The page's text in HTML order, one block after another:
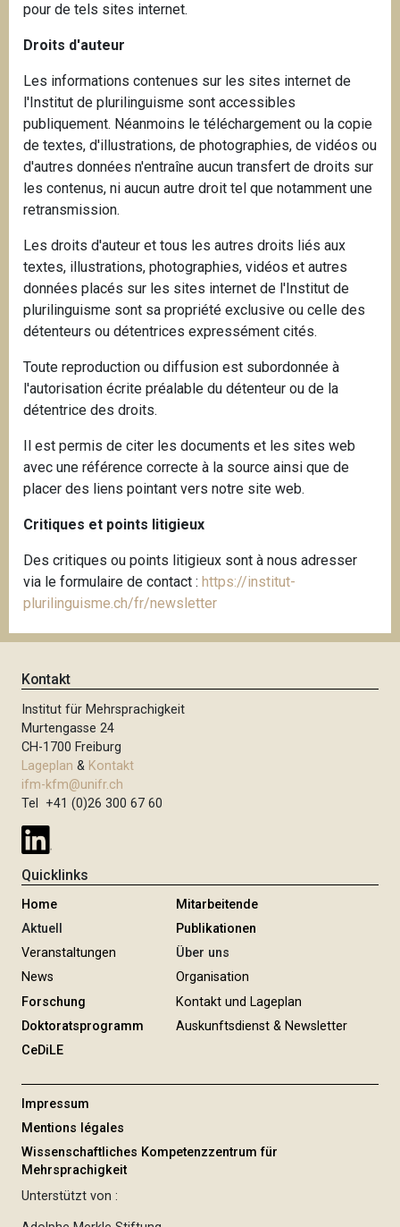
pour de tels sites internet.
Droits d'auteur
Les informations contenues sur les sites internet de
l'Institut de plurilinguisme sont accessibles
publiquement. Néanmoins le téléchargement ou la copie
de textes, d'illustrations, de photographies, de vidéos ou
d'autres données n'entraîne aucun transfert de droits sur
les contenus, ni aucun autre droit tel que notamment une
retransmission.
Les droits d'auteur et tous les autres droits liés aux
textes, illustrations, photographies, vidéos et autres
données placés sur les sites internet de l'Institut de
plurilinguisme sont sa propriété exclusive ou celle des
détenteurs ou détentrices expressément cités.
Toute reproduction ou diffusion est subordonnée à
l'autorisation écrite préalable du détenteur ou de la
détentrice des droits.
Il est permis de citer les documents et les sites web
avec une référence correcte à la source ainsi que de
placer des liens pointant vers notre site web.
Critiques et points litigieux
Des critiques ou points litigieux sont à nous adresser
via le formulaire de contact : https://institut-
plurilinguisme.ch/fr/newsletter
Kontakt
Institut für Mehrsprachigkeit
Murtengasse 24
CH-1700 Freiburg
Lageplan & Kontakt
ifm-kfm@unifr.ch
Tel +41 (0)26 300 67 60
Quicklinks
Home
Aktuell
Veranstaltungen
News
Forschung
Doktoratsprogramm
CeDiLE
Mitarbeitende
Publikationen
Über uns
Organisation
Kontakt und Lageplan
Auskunftsdienst & Newsletter
Impressum
Mentions légales
Wissenschaftliches Kompetenzzentrum für
Mehrsprachigkeit
Unterstützt von :